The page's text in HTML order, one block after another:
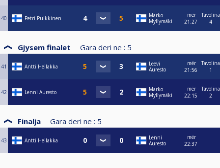
40 Petri Pulkkinen
Marko
Myllymäki
mër
21:27
Tavolina
4
Gjysem finalet Gara deri ne : 5
41 Antti Heilakka
Leevi
Auresto
mër
21:56
Tavolina
1
42 Lenni Auresto
Marko
Myllymäki
mër
22:15
Tavolina
2
Finalja Gara deri ne : 5
43 Antti Heilakka
Lenni
Auresto
mër
22:37